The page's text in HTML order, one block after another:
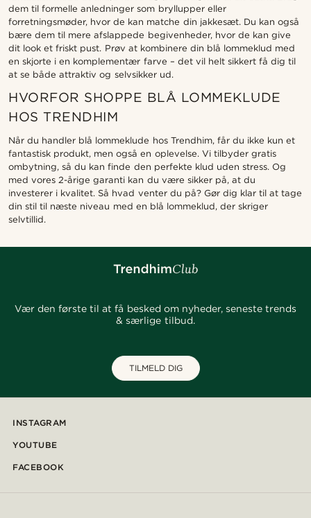
dem til formelle anledninger som bryllupper eller
forretningsmøder, hvor de kan matche din jakkesæt. Du kan også
bære dem til mere afslappede begivenheder, hvor de kan give
dit look et friskt pust. Prøv at kombinere din blå lommeklud med
en skjorte i en komplementær farve – det vil helt sikkert få dig til
at se både attraktiv og selvsikker ud.
HVORFOR SHOPPE BLÅ LOMMEKLUDE
HOS TRENDHIM
Når du handler blå lommeklude hos Trendhim, får du ikke kun et
fantastisk produkt, men også en oplevelse. Vi tilbyder gratis
ombytning, så du kan finde den perfekte klud uden stress. Og
med vores 2-årige garanti kan du være sikker på, at du
investerer i kvalitet. Så hvad venter du på? Gør dig klar til at tage
din stil til næste niveau med en blå lommeklud, der skriger
selvtillid.
Vær den første til at få besked om nyheder, seneste trends
& særlige tilbud.
TILMELD DIG
INSTAGRAM
YOUTUBE
FACEBOOK